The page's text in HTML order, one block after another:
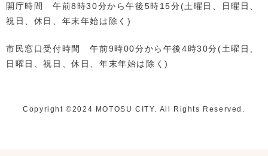
開庁時間 午前8時30分から午後5時15分(土曜日、日曜日、
祝日、休日、年末年始は除く)
市民窓口受付時間 午前9時00分から午後4時30分(土曜日、
日曜日、祝日、休日、年末年始は除く)
Copyright ©️2024 MOTOSU CITY. All Rights Reserved.